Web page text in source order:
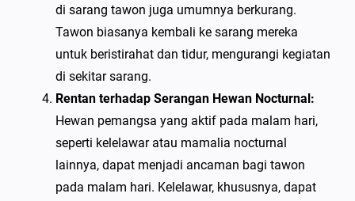
di sarang tawon juga umumnya berkurang.
Tawon biasanya kembali ke sarang mereka
untuk beristirahat dan tidur, mengurangi kegiatan
di sekitar sarang.
Rentan terhadap Serangan Hewan Nocturnal:
Hewan pemangsa yang aktif pada malam hari,
seperti kelelawar atau mamalia nocturnal
lainnya, dapat menjadi ancaman bagi tawon
pada malam hari. Kelelawar, khususnya, dapat